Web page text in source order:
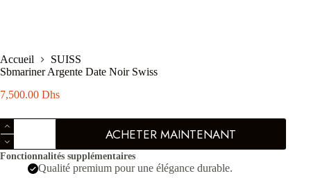
Accueil
SUISS
Sbmariner Argente Date Noir Swiss
7,500.00 Dhs
quantité
de
Sbmariner
Argente
ACHETER MAINTENANT
Fonctionnalités supplémentaires
Qualité premium pour une élégance durable.